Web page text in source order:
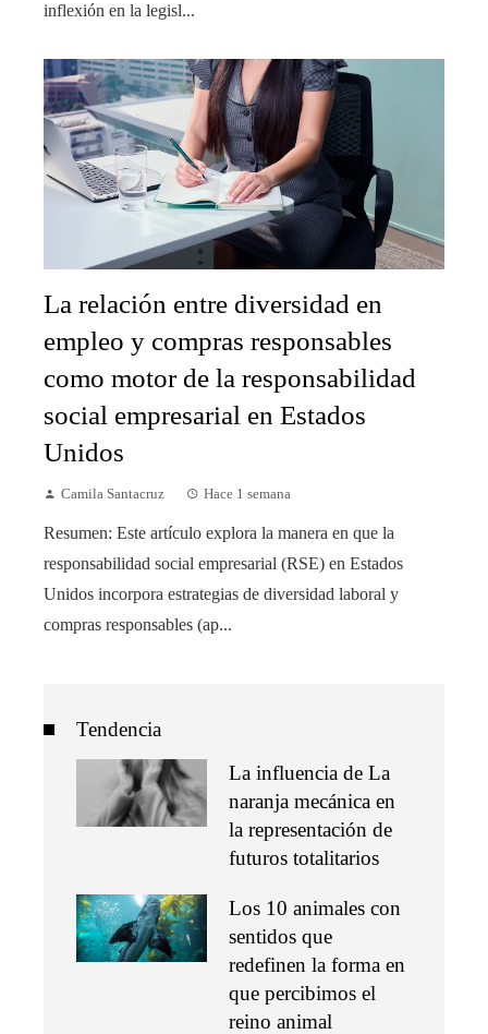
inflexión en la legisl...
La relación entre diversidad en
empleo y compras responsables
como motor de la responsabilidad
social empresarial en Estados
Unidos
Camila Santacruz Hace 1 semana
Resumen: Este artículo explora la manera en que la
responsabilidad social empresarial (RSE) en Estados
Unidos incorpora estrategias de diversidad laboral y
compras responsables (ap...
Tendencia
La influencia de La
naranja mecánica en
la representación de
futuros totalitarios
Los 10 animales con
sentidos que
redefinen la forma en
que percibimos el
reino animal